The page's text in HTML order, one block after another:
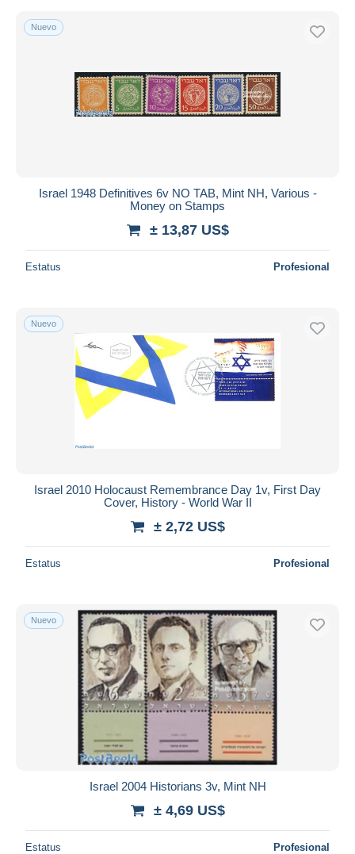
Nuevo
Israel 1948 Definitives 6v NO TAB, Mint NH, Various -
Money on Stamps
± 13,87 US$
Estatus Profesional
Nuevo
Israel 2010 Holocaust Remembrance Day 1v, First Day
Cover, History - World War II
± 2,72 US$
Estatus Profesional
Nuevo
Israel 2004 Historians 3v, Mint NH
± 4,69 US$
Estatus Profesional